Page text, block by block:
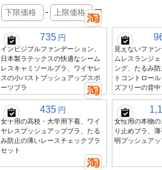
- 円
735 円
インビジブルファンデーション、
日本製ラテックスの快適なシーム
レスキャミソールブラ、ワイヤレ
スの小バストプッシュアップスポ
ーツブラ
見えないファ
ムレスランジ
ング、たるみ
トコントロー
ズフリーの背中
435 円
女子用の高校・大学用下着、ワイ
ヤレスプッシュアップブラ、たる
み防止の薄いレースチェックブラ
セット
女性用の本物
り止めブラ、
明プッシュアッ